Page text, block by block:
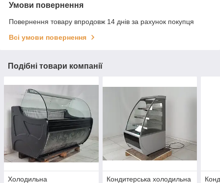
Умови повернення
Повернення товару впродовж 14 днів за рахунок покупця
Всі умови повернення
Подібні товари компанії
Холодильна
Кондитерська холодильна